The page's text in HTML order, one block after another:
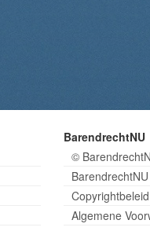
BarendrechtNU
©
Algemene